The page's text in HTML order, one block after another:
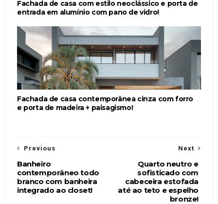
Fachada de casa com estilo neoclássico e porta de
entrada em alumínio com pano de vidro!
Fachada de casa contemporânea cinza com forro
e porta de madeira + paisagismo!
Next
Quarto neutro e
sofisticado com
cabeceira estofada
até ao teto e espelho
bronze!
Previous
Banheiro
contemporâneo todo
branco com banheira
integrado ao closet!